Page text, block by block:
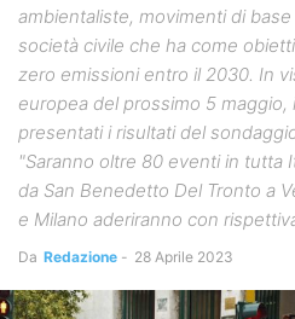
ambientaliste, movimenti di
società civile che ha come
zero emissioni entro il 2030. In
europea del prossimo 5
presentati i risultati del
"Saranno oltre 80 eventi in tutta
da San Benedetto Del Tronto a
e Milano aderiranno con
Da Redazione - 28 Aprile 2023